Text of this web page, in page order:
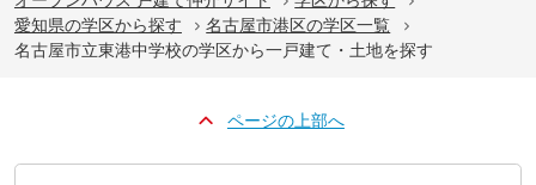
愛知県の学区から探す
名古屋市港区の学区一覧
名古屋市立東港中学校の学区から一戸建て・土地を探す
ページの上部へ